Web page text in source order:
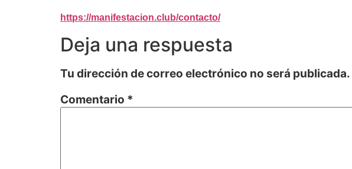
https://manifestacion.club/contacto/
Deja una respuesta
Tu dirección de correo electrónico no será publicada.
Comentario *